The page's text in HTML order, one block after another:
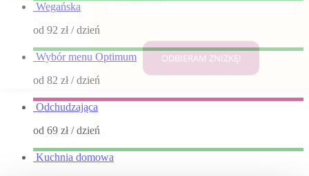
Wegańska
od 92 zł/ dzień
Wybór menu Optimum
od 82 zł/ dzień
Odchudzająca
od 69 zł/ dzień
Kuchnia domowa